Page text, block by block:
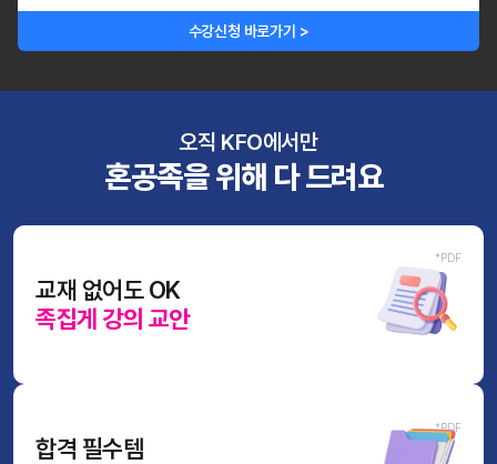
수강신청 바로가기 >
오직 KFO에서만
혼공족을 위해 다 드려요
교재 없어도 OK
족집게 강의 교안
합격 필수템